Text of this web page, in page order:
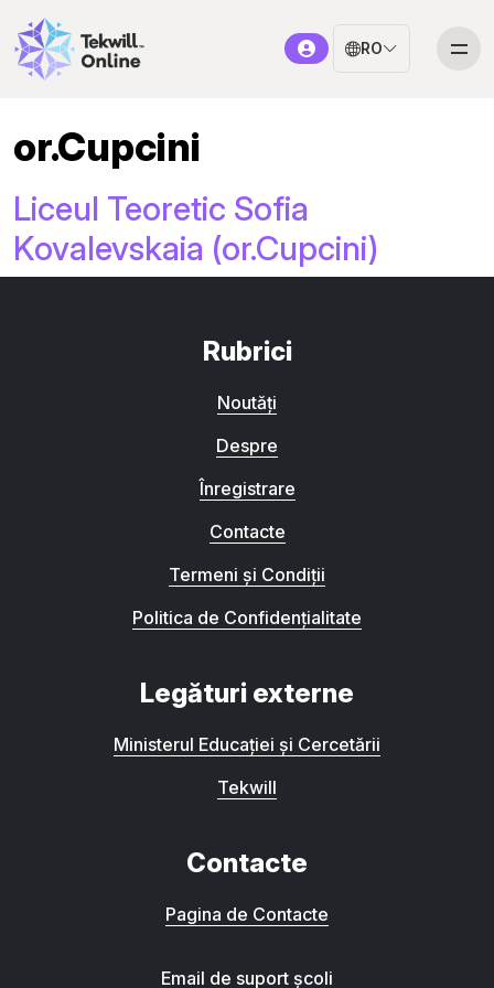
RO
or.Cupcini
Liceul Teoretic Sofia
Kovalevskaia (or.Cupcini)
Rubrici
Noutăți
Despre
Înregistrare
Contacte
Termeni și Condiții
Politica de Confidențialitate
Legături externe
Ministerul Educației și Cercetării
Tekwill
Contacte
Pagina de Contacte
Email de suport școli